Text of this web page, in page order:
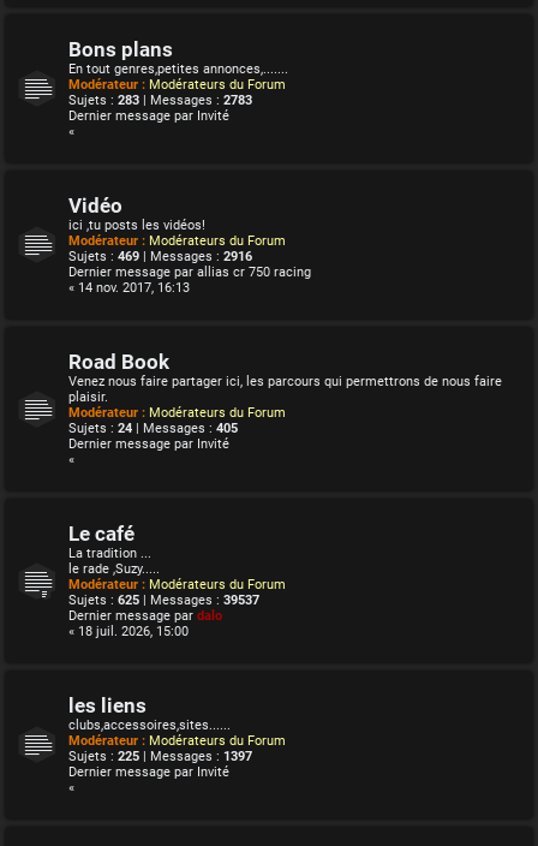
Bons plans
En tout genres,petites annonces,.......
Modérateur : Modérateurs du Forum
Sujets : 283 | Messages : 2783
Dernier message par Invité
«
Vidéo
ici ,tu posts les vidéos!
Modérateur : Modérateurs du Forum
Sujets : 469 | Messages : 2916
Dernier message par allias cr 750 racing
« 14 nov. 2017, 16:13
Road Book
Venez nous faire partager ici, les parcours qui permettrons de nous faire
plaisir.
Modérateur : Modérateurs du Forum
Sujets : 24 | Messages : 405
Dernier message par Invité
«
Le café
La tradition ...
le rade ,Suzy.....
Modérateur : Modérateurs du Forum
Sujets : 625 | Messages : 39537
Dernier message par dalo
« 18 juil. 2026, 15:00
les liens
clubs,accessoires,sites......
Modérateur : Modérateurs du Forum
Sujets : 225 | Messages : 1397
Dernier message par Invité
«